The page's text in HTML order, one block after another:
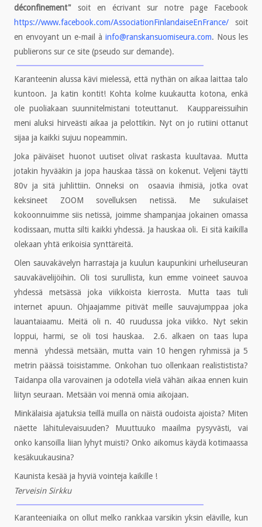
déconfinement" soit en écrivant sur notre page Facebook
https://www.facebook.com/AssociationFinlandaiseEnFrance/ soit
en envoyant un e-mail à info@ranskansuomiseura.com. Nous les
publierons sur ce site (pseudo sur demande).
Karanteenin alussa kävi mielessä, että nythän on aikaa laittaa talo
kuntoon. Ja katin kontit! Kohta kolme kuukautta kotona, enkä
ole puoliakaan suunnitelmistani toteuttanut. Kauppareissuihin
meni aluksi hirveästi aikaa ja pelottikin. Nyt on jo rutiini ottanut
sijaa ja kaikki sujuu nopeammin.
Joka päiväiset huonot uutiset olivat raskasta kuultavaa. Mutta
jotakin hyvääkin ja jopa hauskaa tässä on kokenut. Veljeni täytti
80v ja sitä juhlittiin. Onneksi on osaavia ihmisiä, jotka ovat
keksineet ZOOM sovelluksen netissä. Me sukulaiset
kokoonnuimme siis netissä, joimme shampanjaa jokainen omassa
kodissaan, mutta silti kaikki yhdessä. Ja hauskaa oli. Ei sitä kaikilla
olekaan yhtä erikoisia synttäreitä.
Olen sauvakävelyn harrastaja ja kuulun kaupunkini urheiluseuran
sauvakävelijöihin. Oli tosi surullista, kun emme voineet sauvoa
yhdessä metsässä joka viikkoista kierrosta. Mutta taas tuli
internet apuun. Ohjaajamme pitivät meille sauvajumppaa joka
lauantaiaamu. Meitä oli n. 40 ruudussa joka viikko. Nyt sekin
loppui, harmi, se oli tosi hauskaa. 2.6. alkaen on taas lupa
mennä yhdessä metsään, mutta vain 10 hengen ryhmissä ja 5
metrin päässä toisistamme. Onkohan tuo ollenkaan realististista?
Taidanpa olla varovainen ja odotella vielä vähän aikaa ennen kuin
liityn seuraan. Metsään voi mennä omia aikojaan.
Minkälaisia ajatuksia teillä muilla on näistä oudoista ajoista? Miten
näette lähitulevaisuuden? Muuttuuko maailma pysyvästi, vai
onko kansoilla liian lyhyt muisti? Onko aikomus käydä kotimaassa
kesäkuukausina?
Kaunista kesää ja hyviä vointeja kaikille !
Terveisin Sirkku
Karanteeniaika on ollut melko rankkaa varsikin yksin eläville, kun